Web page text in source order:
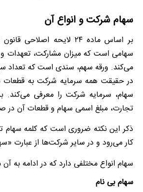
سهام شرکت و انواع آن
بر اساس ماده ۲۴ لایحه
سهامی است که میزان مشارکت،
می‌کند. ورقه سهم، سندی است که تعداد
در حقیقت همه سرمایه شرکت به
تجارت، مبلغ اسمی سهام و قطعات آن در
ذکر این نکته ضروری است که کلمه
کار می‌رود و در سایر شرکت‌ها از عبارت
سهام انواع مختلفی دارد که در ادامه به آن
سهام بی نام